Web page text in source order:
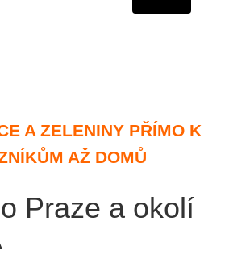
A ZELENINY PŘÍMO K
AŽ DOMŮ
Praze a okolí